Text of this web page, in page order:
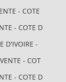
- COTE
- COTE D
D'IVOIRE -
- COT
- COTE D